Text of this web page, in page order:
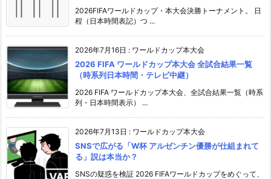
2026FIFAワールドカップ・本大会決勝トーナメント。 日
程（日本時間表記）つ ...
2026年7月16日 : ワールドカップ本大会
2026 FIFA ワールドカップ本大会 全試合結果一覧
（時系列日本時間・テレビ中継）
2026 FIFA ワールドカップ本大会、全試合結果一覧（時系
列・日本時間表示） ...
2026年7月13日 : ワールドカップ本大会
SNSで広がる「W杯 アルゼンチン優勝が仕組まれて
る」説は本当か？
SNSの疑惑を検証 2026 FIFAワールドカップをめぐって、